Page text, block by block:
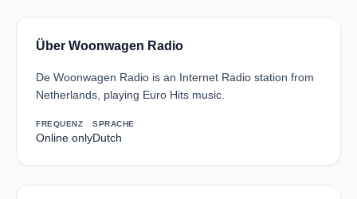
Über Woonwagen Radio
De Woonwagen Radio is an Internet Radio station from
Netherlands, playing Euro Hits music.
FREQUENZ
Online only
SPRACHE
Dutch